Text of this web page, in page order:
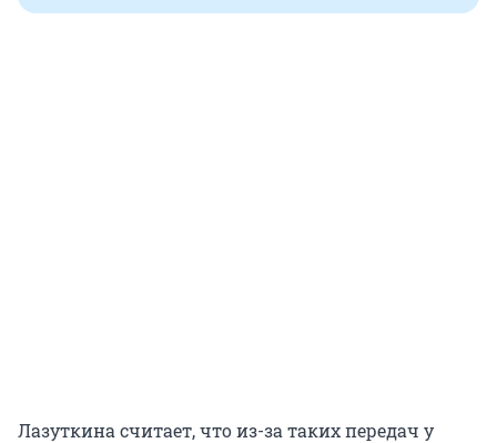
Лазуткина считает, что из-за таких передач у